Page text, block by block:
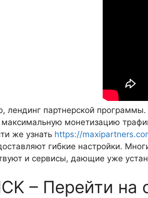
лендинг партнерской
монетизацию
же узнать https://
гибкие настройки.
и сервисы, дающие уже
– Перейти на